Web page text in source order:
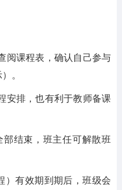
阅课程表，确认自己参与
。
安排，也有利于教师备课
结束，班主任可解散班
）有效期到期后，班级会